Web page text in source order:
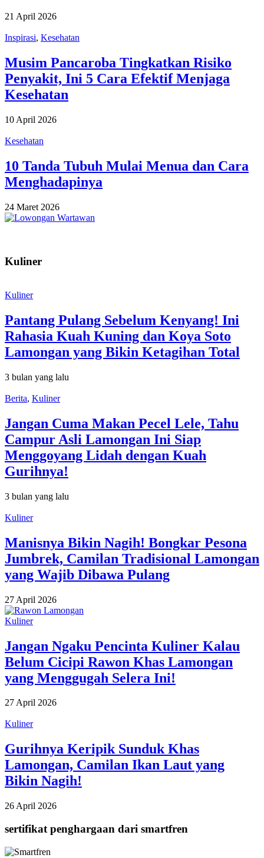
21 April 2026
Inspirasi, Kesehatan
Musim Pancaroba Tingkatkan Risiko
Penyakit, Ini 5 Cara Efektif Menjaga
Kesehatan
10 April 2026
Kesehatan
10 Tanda Tubuh Mulai Menua dan Cara
Menghadapinya
24 Maret 2026
Kuliner
Kuliner
Pantang Pulang Sebelum Kenyang! Ini
Rahasia Kuah Kuning dan Koya Soto
Lamongan yang Bikin Ketagihan Total
3 bulan yang lalu
Berita, Kuliner
Jangan Cuma Makan Pecel Lele, Tahu
Campur Asli Lamongan Ini Siap
Menggoyang Lidah dengan Kuah
Gurihnya!
3 bulan yang lalu
Kuliner
Manisnya Bikin Nagih! Bongkar Pesona
Jumbrek, Camilan Tradisional Lamongan
yang Wajib Dibawa Pulang
27 April 2026
Kuliner
Jangan Ngaku Pencinta Kuliner Kalau
Belum Cicipi Rawon Khas Lamongan
yang Menggugah Selera Ini!
27 April 2026
Kuliner
Gurihnya Keripik Sunduk Khas
Lamongan, Camilan Ikan Laut yang
Bikin Nagih!
26 April 2026
sertifikat penghargaan dari smartfren